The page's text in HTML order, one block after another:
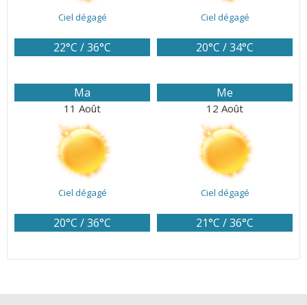
Ciel dégagé
22°C / 36°C
Ciel dégagé
20°C / 34°C
Ma
11 Août
Ciel dégagé
20°C / 36°C
Me
12 Août
Ciel dégagé
21°C / 36°C